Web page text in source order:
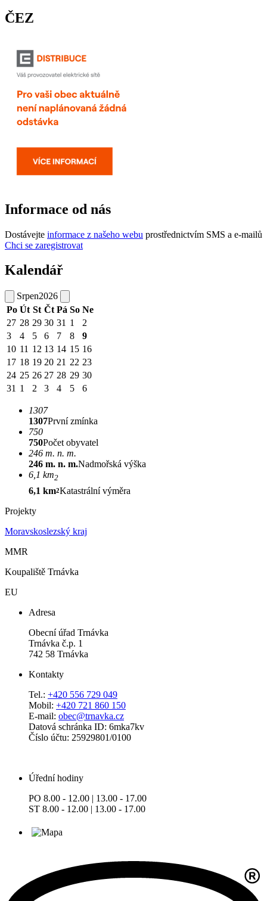
ČEZ
Informace od nás
Dostávejte informace z našeho webu prostřednictvím SMS a e-mailů
Chci se zaregistrovat
Kalendář
Srpen2026
Po Út St Čt Pá So Ne
27 28 29 30 31 1
2
3
4 5 6 7 8
9
10 11 12 13 14 15 16
17 18 19 20 21 22 23
24 25 26 27 28 29 30
31 1 2 3 4 5 6
1307
1307První zmínka
750
750Počet obyvatel
246 m. n. m.
246 m. n. m.Nadmořská výška
6,1 km2
6,1 km2Katastrální výměra
Projekty
Moravskoslezský kraj
MMR
Koupaliště Trnávka
EU
Adresa
Obecní úřad Trnávka
Trnávka č.p. 1
742 58 Trnávka
Kontakty
Tel.: +420 556 729 049
Mobil: +420 721 860 150
E-mail: obec@trnavka.cz
Datová schránka ID: 6mka7kv
Číslo účtu: 25929801/0100
Úřední hodiny
PO 8.00 - 12.00 | 13.00 - 17.00
ST 8.00 - 12.00 | 13.00 - 17.00